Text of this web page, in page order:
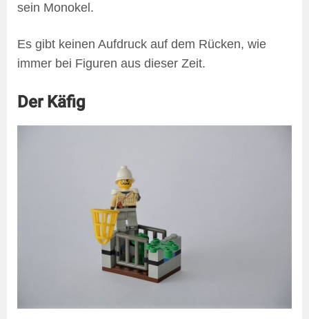
sein Monokel.
Es gibt keinen Aufdruck auf dem Rücken, wie
immer bei Figuren aus dieser Zeit.
Der Käfig